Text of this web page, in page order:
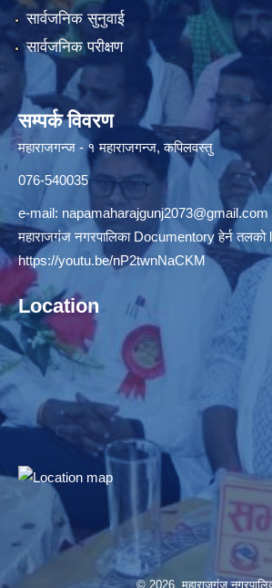
सार्वजनिक सुनुवाई
सार्वजनिक परीक्षण
सम्पर्क विवरण
महाराजगन्ज - १ महाराजगन्ज, कपिलवस्तु
076-540035
e-mail: napamaharajgunj2073@gmail.com
महाराजगंज नगरपालिका Documentory हेर्न तलको
https://youtu.be/nP2twnNaCKM
Location
© 2026 महाराजगंज